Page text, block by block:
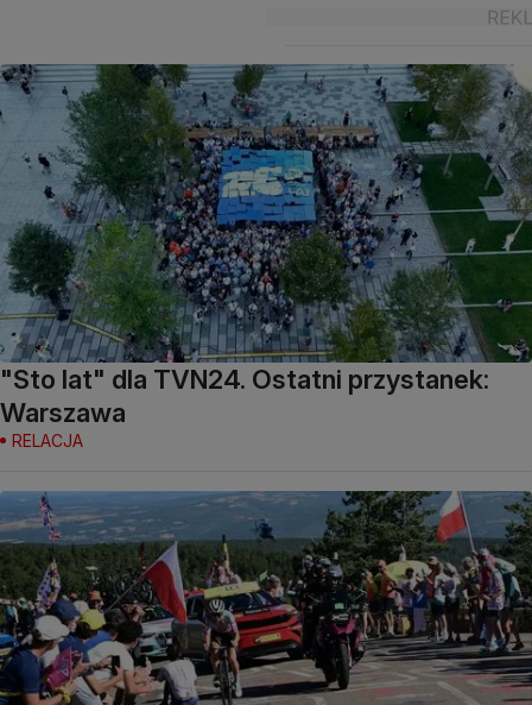
"Sto lat" dla TVN24. Ostatni przystanek:
Warszawa
RELACJA